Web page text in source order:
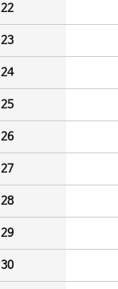
22
23
24
25
26
27
28
29
30